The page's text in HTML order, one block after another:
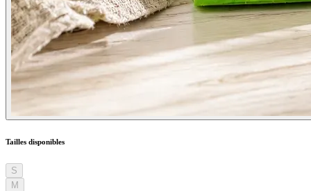
Tailles disponibles
S
M